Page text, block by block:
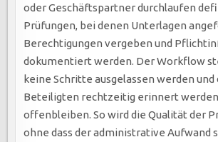
oder Geschäftspartner durchlaufen
Prüfungen, bei denen Unterlagen
Berechtigungen vergeben und
dokumentiert werden. Der Workflow
keine Schritte ausgelassen werden und
Beteiligten rechtzeitig erinnert
offenbleiben. So wird die Qualität der
ohne dass der administrative Aufwand